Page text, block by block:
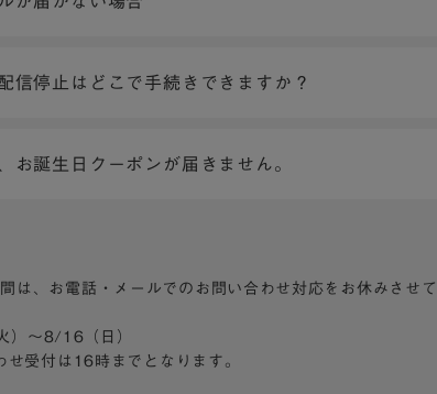
信停止はどこで手続きできますか？
お誕生日クーポンが届きません。
は、お電話・メールでのお問い合わせ対応をお休みさせて
～8/16（日）
受付は16時までとなります。